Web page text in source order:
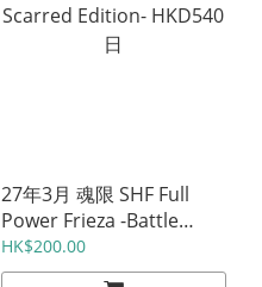
27年3月 魂限 SHF Full
Power Frieza -Battle
Scarred Edition- HKD540
日
HK$200.00